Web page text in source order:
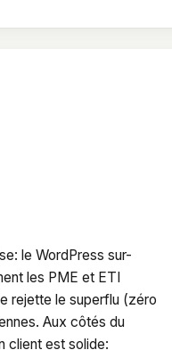
le WordPress sur-
les PME et ETI
rejette le superflu (zéro
Aux côtés du
client est solide: